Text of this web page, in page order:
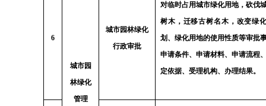
6
城市园
林绿化
管理
城市园林绿化
行政审批
对临时占用城市绿化用地，砍伐
树木，迁移古树名木，改变绿
划、绿化用地的使用性质等审批
申请条件、申请材料、申请流程
定依据、受理机构、办理结果。